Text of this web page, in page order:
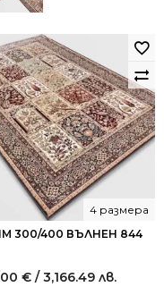
300/400 ВЪЛНЕН 844
4 размера
€ / 3,166.49 лв.